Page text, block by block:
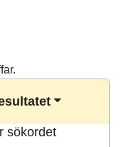
sökordet